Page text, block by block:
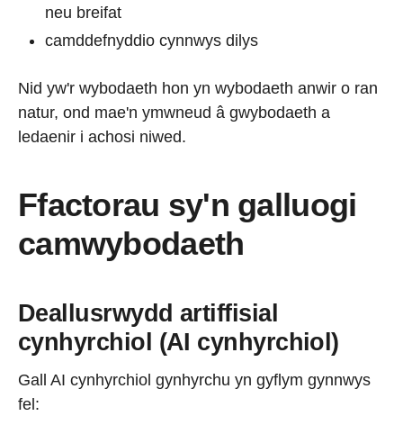
neu breifat
camddefnyddio cynnwys dilys
Nid yw'r wybodaeth hon yn wybodaeth anwir o ran
natur, ond mae'n ymwneud â gwybodaeth a
ledaenir i achosi niwed.
Ffactorau sy'n galluogi
camwybodaeth
Deallusrwydd artiffisial
cynhyrchiol (AI cynhyrchiol)
Gall AI cynhyrchiol gynhyrchu yn gyflym gynnwys
fel: